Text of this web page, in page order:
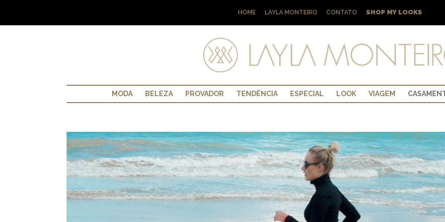
HOME LAYLA MONTEIRO CONTATO SHOP MY LOOKS
MODA BELEZA PROVADOR TENDÊNCIA ESPECIAL LOOK VIAGEM